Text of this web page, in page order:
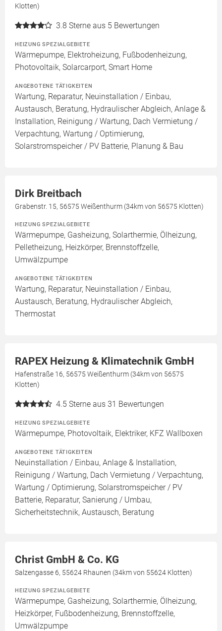
Klotten)
3.8 Sterne aus 5 Bewertungen
HEIZUNG SPEZIALGEBIETE
Wärmepumpe, Elektroheizung, Fußbodenheizung,
Photovoltaik, Solarcarport, Smart Home
ANGEBOTENE TÄTIGKEITEN
Wartung, Reparatur, Neuinstallation / Einbau,
Austausch, Beratung, Hydraulischer Abgleich, Anlage &
Installation, Reinigung / Wartung, Dach Vermietung /
Verpachtung, Wartung / Optimierung,
Solarstromspeicher / PV Batterie, Planung & Bau
Dirk Breitbach
Grabenstr. 15, 56575 Weißenthurm (34km von 56575 Klotten)
HEIZUNG SPEZIALGEBIETE
Wärmepumpe, Gasheizung, Solarthermie, Ölheizung,
Pelletheizung, Heizkörper, Brennstoffzelle,
Umwälzpumpe
ANGEBOTENE TÄTIGKEITEN
Wartung, Reparatur, Neuinstallation / Einbau,
Austausch, Beratung, Hydraulischer Abgleich,
Thermostat
RAPEX Heizung & Klimatechnik GmbH
Hafenstraße 16, 56575 Weißenthurm (34km von 56575
Klotten)
4.5 Sterne aus 31 Bewertungen
HEIZUNG SPEZIALGEBIETE
Wärmepumpe, Photovoltaik, Elektriker, KFZ Wallboxen
ANGEBOTENE TÄTIGKEITEN
Neuinstallation / Einbau, Anlage & Installation,
Reinigung / Wartung, Dach Vermietung / Verpachtung,
Wartung / Optimierung, Solarstromspeicher / PV
Batterie, Reparatur, Sanierung / Umbau,
Sicherheitstechnik, Austausch, Beratung
Christ GmbH & Co. KG
Salzengasse 6, 55624 Rhaunen (34km von 55624 Klotten)
HEIZUNG SPEZIALGEBIETE
Wärmepumpe, Gasheizung, Solarthermie, Ölheizung,
Heizkörper, Fußbodenheizung, Brennstoffzelle,
Umwälzpumpe